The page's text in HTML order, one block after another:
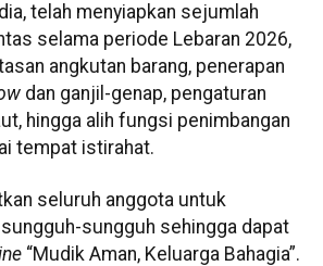
telah menyiapkan sejumlah
selama periode Lebaran 2026,
angkutan barang, penerapan
dan ganjil-genap, pengaturan
hingga alih fungsi penimbangan
tempat istirahat.
seluruh anggota untuk
sungguh sehingga dapat
“Mudik Aman, Keluarga Bahagia”.